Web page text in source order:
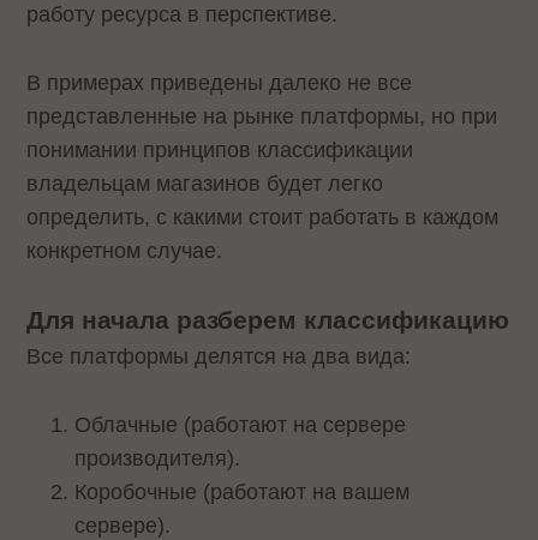
работу ресурса в перспективе.
В примерах приведены далеко не все
представленные на рынке платформы, но при
понимании принципов классификации
владельцам магазинов будет легко
определить, с какими стоит работать в каждом
конкретном случае.
Для начала разберем классификацию
Все платформы делятся на два вида:
Облачные (работают на сервере
производителя).
Коробочные (работают на вашем
сервере).